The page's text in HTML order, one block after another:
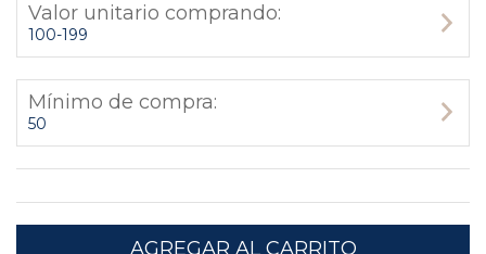
Valor unitario comprando:
100-199
Mínimo de compra:
50